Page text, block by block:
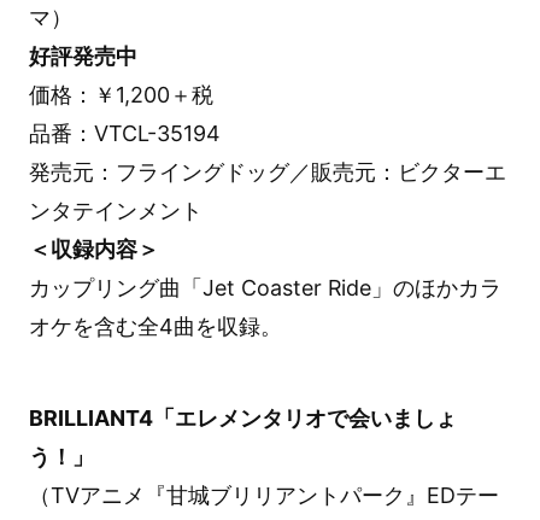
マ）
好評発売中
価格：￥1,200＋税
品番：VTCL-35194
発売元：フライングドッグ／販売元：ビクターエ
ンタテインメント
＜収録内容＞
カップリング曲「Jet Coaster Ride」のほかカラ
オケを含む全4曲を収録。
BRILLIANT4「エレメンタリオで会いましょ
う！」
（TVアニメ『甘城ブリリアントパーク』EDテー